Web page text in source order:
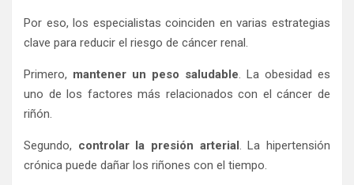
Por eso, los especialistas coinciden en varias estrategias
clave para reducir el riesgo de cáncer renal.
Primero, mantener un peso saludable. La obesidad es
uno de los factores más relacionados con el cáncer de
riñón.
Segundo, controlar la presión arterial. La hipertensión
crónica puede dañar los riñones con el tiempo.